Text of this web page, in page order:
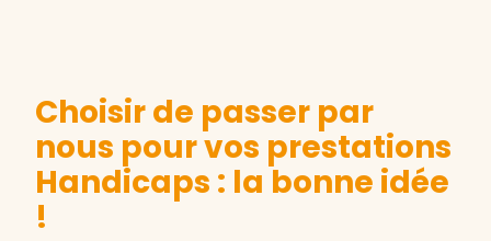
Choisir de passer par
nous pour vos prestations
Handicaps : la bonne idée
!